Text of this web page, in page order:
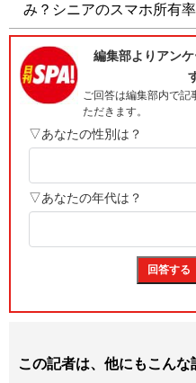
み？シニアのスマホ所有
この記者は、他にもこん